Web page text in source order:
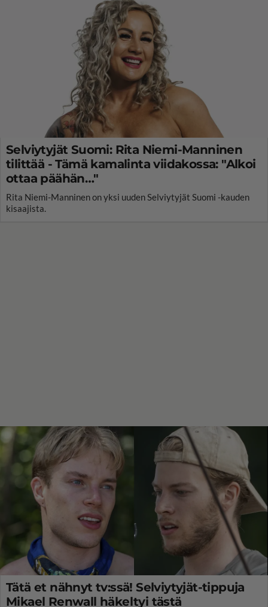
Selviytyjät Suomi: Rita Niemi-Manninen
tilittää - Tämä kamalinta viidakossa: "Alkoi
ottaa päähän…"
Rita Niemi-Manninen on yksi uuden Selviytyjät Suomi -kauden
kisaajista.
Tätä et nähnyt tv:ssä! Selviytyjät-tippuja
Mikael Renwall häkeltyi tästä